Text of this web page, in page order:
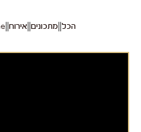
הכל מתכונים אירוח